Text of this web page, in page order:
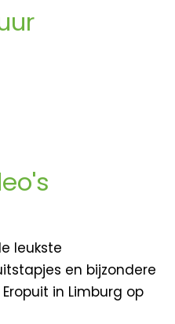
leukste
en bijzondere
in Limburg op